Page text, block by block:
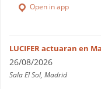
Open in app
LUCIFER actuaran en
26/08/2026
Sala El Sol, Madrid